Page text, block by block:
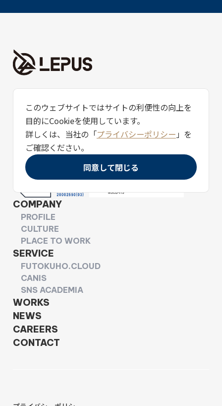
京都府京都市中京区御所八幡町231
SHICATA QUATORZE BLDG 8F
Tel. 075-874-1953Fax.075-320-2953
COMPANY
PROFILE
CULTURE
PLACE TO WORK
SERVICE
FUTOKUHO.CLOUD
CANIS
SNS ACADEMIA
WORKS
NEWS
CAREERS
CONTACT
このウェブサイトではサイトの利便性の向上を
目的にCookieを使用しています。
詳しくは、当社の「プライバシーポリシー 」を
ご確認ください。
同意して閉じる